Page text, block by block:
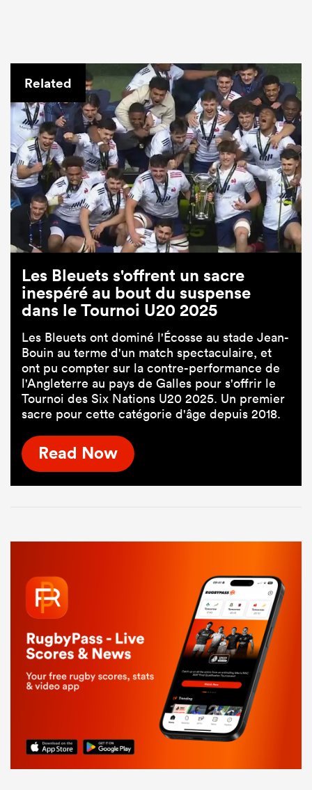
Related
Les Bleuets s'offrent un sacre
inespéré au bout du suspense
dans le Tournoi U20 2025
Les Bleuets ont dominé l'Écosse au stade Jean-
Bouin au terme d'un match spectaculaire, et
ont pu compter sur la contre-performance de
l'Angleterre au pays de Galles pour s'offrir le
Tournoi des Six Nations U20 2025. Un premier
sacre pour cette catégorie d'âge depuis 2018.
Read Now